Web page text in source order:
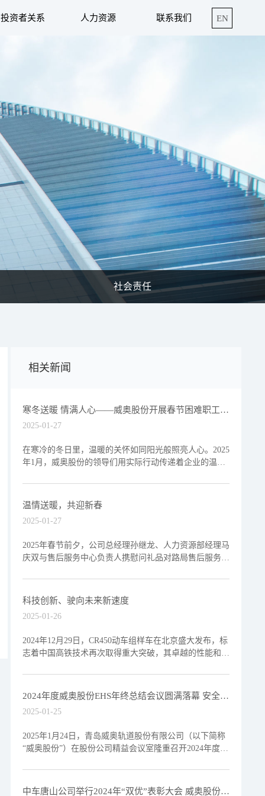
投资者关系 人力资源 联系我们 EN
社会责任
相关新闻
寒冬送暖 情满人心——威奥股份开展春节困难职工慰
问活动
2025-01-27
在寒冷的冬日里，温暖的关怀如同阳光般照亮人心。2025
年1月，威奥股份的领导们用实际行动传递着企业的温暖
温情送暖，共迎新春
2025-01-27
2025年春节前夕，公司总经理孙继龙、人力资源部经理马
庆双与售后服务中心负责人携慰问礼品对路局售后服务一
科技创新、驶向未来新速度
2025-01-26
2024年12月29日，CR450动车组样车在北京盛大发布，标
志着中国高铁技术再次取得重大突破，其卓越的性能和前
2024年度威奥股份EHS年终总结会议圆满落幕 安全生
产先进集体与个人揭晓
2025-01-25
2025年1月24日，青岛威奥轨道股份有限公司（以下简称
“威奥股份”）在股份公司精益会议室隆重召开2024年度环
中车唐山公司举行2024年“双优”表彰大会 威奥股份获